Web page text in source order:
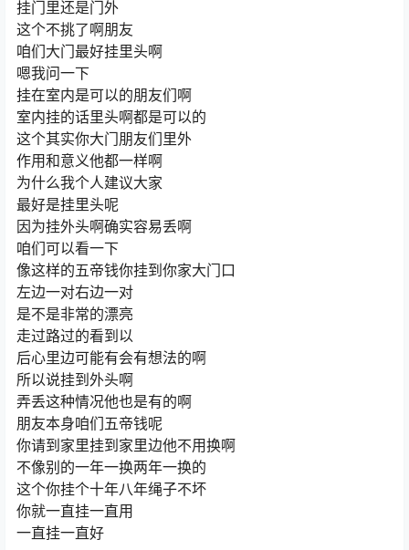
挂门里还是门外
这个不挑了啊朋友
咱们大门最好挂里头啊
嗯我问一下
挂在室内是可以的朋友们啊
室内挂的话里头啊都是可以的
这个其实你大门朋友们里外
作用和意义他都一样啊
为什么我个人建议大家
最好是挂里头呢
因为挂外头啊确实容易丢啊
咱们可以看一下
像这样的五帝钱你挂到你家大门口
左边一对右边一对
是不是非常的漂亮
走过路过的看到以
后心里边可能有会有想法的啊
所以说挂到外头啊
弄丢这种情况他也是有的啊
朋友本身咱们五帝钱呢
你请到家里挂到家里边他不用换啊
不像别的一年一换两年一换的
这个你挂个十年八年绳子不坏
你就一直挂一直用
一直挂一直好